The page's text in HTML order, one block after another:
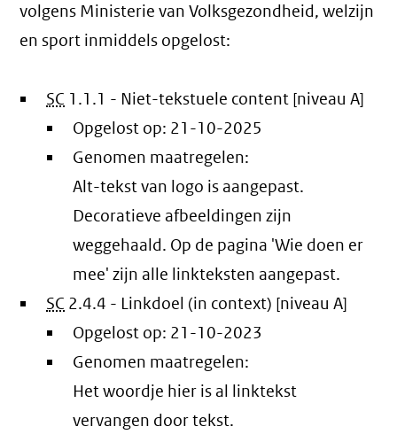
volgens Ministerie van Volksgezondheid, welzijn
en sport inmiddels opgelost:
SC 1.1.1 - Niet-tekstuele content [niveau A]
Opgelost op: 21-10-2025
Genomen maatregelen:
Alt-tekst van logo is aangepast.
Decoratieve afbeeldingen zijn
weggehaald. Op de pagina 'Wie doen er
mee' zijn alle linkteksten aangepast.
SC 2.4.4 - Linkdoel (in context) [niveau A]
Opgelost op: 21-10-2023
Genomen maatregelen:
Het woordje hier is al linktekst
vervangen door tekst.